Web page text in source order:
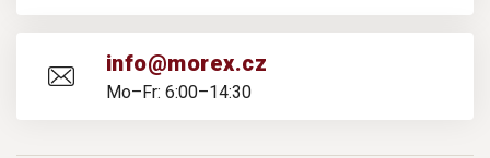
info@morex.cz
Mo–Fr: 6:00–14:30